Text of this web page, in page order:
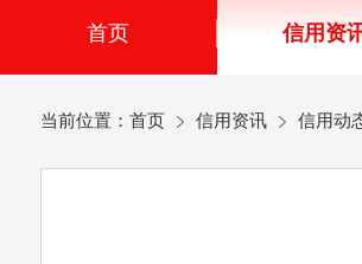
首页 信用资
当前位置： 首页 信用资讯 信用动